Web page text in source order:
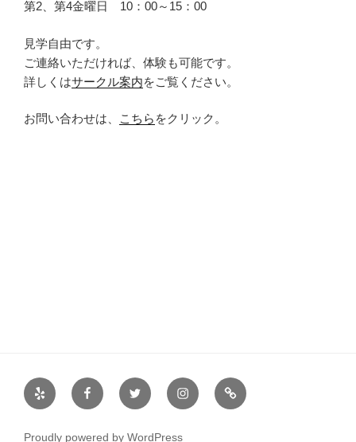
第2、第4金曜日 10：00～15：00
見学自由です。
ご連絡いただければ、体験も可能です。
詳しくはサークル案内をご覧ください。
お問い合わせは、 こちら をクリック。
Yelp FacebookTwitter Instagram
サ
ー
Proudly powered by WordPress